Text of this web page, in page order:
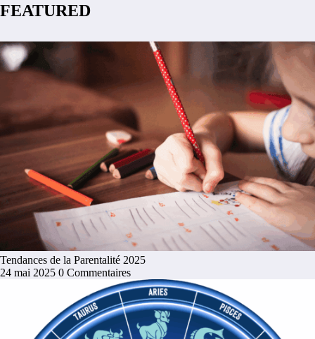
FEATURED
Tendances de la Parentalité 2025
24 mai 2025 0 Commentaires